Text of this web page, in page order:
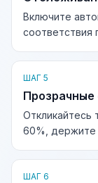
Включите
соответствия
ШАГ 5
Прозрачные
Откликайтесь
60%, держите
ШАГ 6